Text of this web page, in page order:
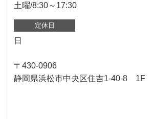
土曜/8:30～17:30
定休日
日
〒430-0906
静岡県浜松市中央区住吉1-40-8 1F